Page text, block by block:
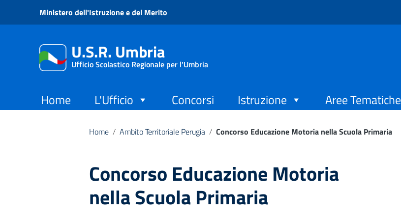
Vai ai contenuti
Vai al menu di navigazione
Ministero dell'Istruzione e del Merito
U.S.R. Umbria
Ufficio Scolastico Regionale per l'Umbria
Home L'Ufficio Concorsi Istruzione Aree Tematiche
Home / Ambito Territoriale Perugia / Concorso Educazione Motoria nella Scuola Primaria
Concorso Educazione Motoria
nella Scuola Primaria